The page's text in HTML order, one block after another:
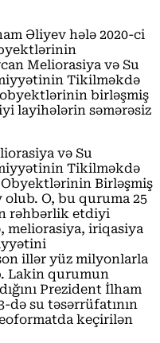
Əliyev hələ 2020-ci
Meliorasiya və Su
Tikilməkdə
birləşmiş
layihələrin səmərəsiz
və Su
Tikilməkdə
Birləşmiş
O, bu quruma 25
rəhbərlik etdiyi
meliorasiya, iriqasiya
illər yüz milyonlarla
Lakin qurumun
Prezident İlham
də su təsərrüfatının
keçirilən